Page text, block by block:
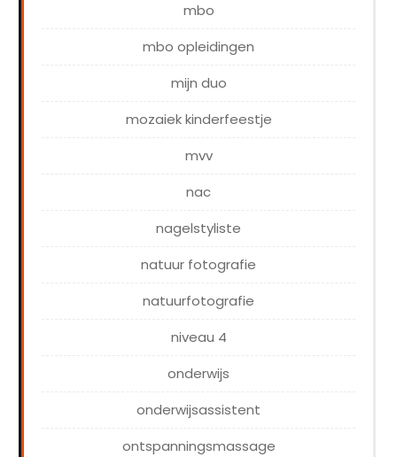
mbo
mbo opleidingen
mijn duo
mozaiek kinderfeestje
mvv
nac
nagelstyliste
natuur fotografie
natuurfotografie
niveau 4
onderwijs
onderwijsassistent
ontspanningsmassage